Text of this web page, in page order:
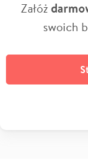
Załóż
swoich